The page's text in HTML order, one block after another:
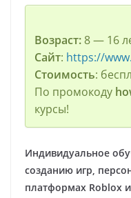
Возраст:8 — 16
Сайт: https://
Стоимость:
По промокоду
курсы!
Индивидуальное
созданию игр,
платформах Roblox